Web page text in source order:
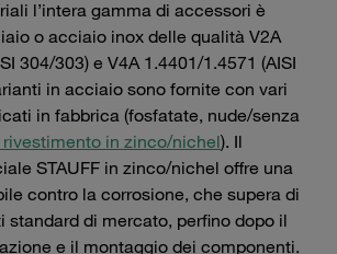
l’intera gamma di accessori è
o acciaio inox delle qualità V2A
304/303) e V4A 1.4401/1.4571 (AISI
in acciaio sono fornite con vari
in fabbrica (fosfatate, nude/senza
in zinco/nichel). Il
STAUFF in zinco/nichel offre una
contro la corrosione, che supera di
standard di mercato, perfino dopo il
e il montaggio dei componenti.